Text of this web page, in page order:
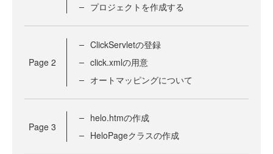
プロジェクトを作成する
Page 2
ClickServletの登録
click.xmlの用意
オートマッピングについて
Page 3
helo.htmの作成
HeloPageクラスの作成